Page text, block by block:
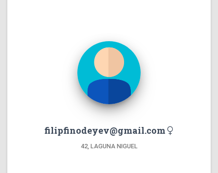
filipfinodeyev@gmail.com
42, LAGUNA NIGUEL